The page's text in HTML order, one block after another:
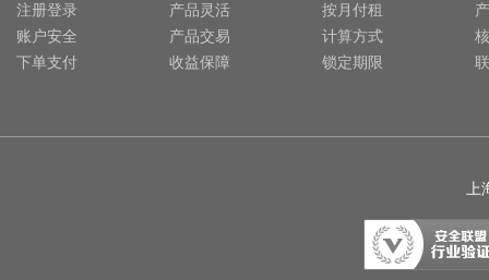
注册登录
账户安全
下单支付
产品灵活
产品交易
收益保障
按月付租
计算方式
锁定期限